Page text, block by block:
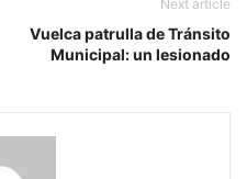
Next article
Vuelca patrulla de Tránsito
Municipal: un lesionado